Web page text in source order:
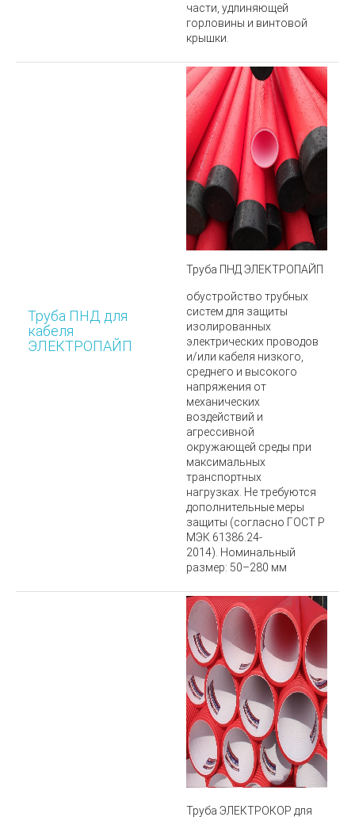
части, удлиняющей
горловины и винтовой
крышки.
Труба ПНД для
кабеля
ЭЛЕКТРОПАЙП
Труба ПНД ЭЛЕКТРОПАЙП
обустройство трубных
систем для защиты
изолированных
электрических проводов
и/или кабеля низкого,
среднего и высокого
напряжения от
механических
воздействий и
агрессивной
окружающей среды при
максимальных
транспортных
нагрузках. Не требуются
дополнительные меры
защиты (согласно ГОСТ Р
МЭК 61386.24-
2014). Номинальный
размер: 50–280 мм
Труба ЭЛЕКТРОКОР для